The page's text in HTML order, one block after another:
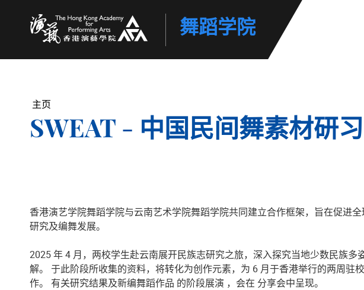
舞蹈学院
主页
SWEAT - 中国民间舞素材研
香港演艺学院舞蹈学院与云南艺术学院舞蹈学院共同建立合作框架，旨在促进
研究及编舞发展。
2025 年 4 月，两校学生赴云南展开民族志研究之旅，深入探究当地少数民族
解。 于此阶段所收集的资料，将转化为创作元素，为 6 月于香港举行的两周
作。 有关研究结果及新编舞蹈作品 的阶段展演 ，会在 分享会中呈现。